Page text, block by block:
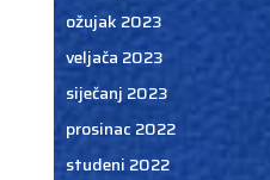
ožujak 2023
veljača 2023
siječanj 2023
prosinac 2022
studeni 2022